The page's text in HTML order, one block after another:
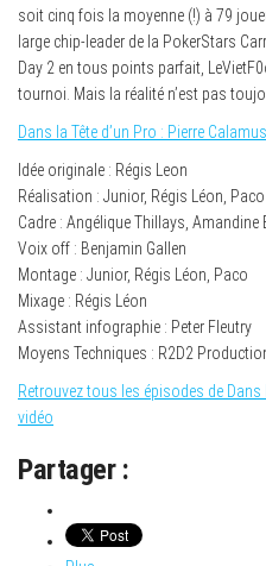
soit cinq fois la moyenne (!) à 79
large chip-leader de la PokerStars
Day 2 en tous points parfait,
tournoi. Mais la réalité n’est pas
Dans la Tête d’un Pro : Pierre
Idée originale : Régis Leon
Réalisation : Junior, Régis Léon, Paco
Cadre : Angélique Thillays, Amandine
Voix off : Benjamin Gallen
Montage : Junior, Régis Léon, Paco
Mixage : Régis Léon
Assistant infographie : Peter Fleutry
Moyens Techniques : R2D2
Retrouvez tous les épisodes de
vidéo
Partager :